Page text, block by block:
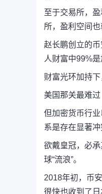
至于交易所，
所，盈利空间也
赵长鹏创立的
人财富中99%
财富光环加持下
美国那关最难过
但加密货币行
系是存在显著
欲戴皇冠，必
球“流浪”。
2018年初，币
很快也收到了